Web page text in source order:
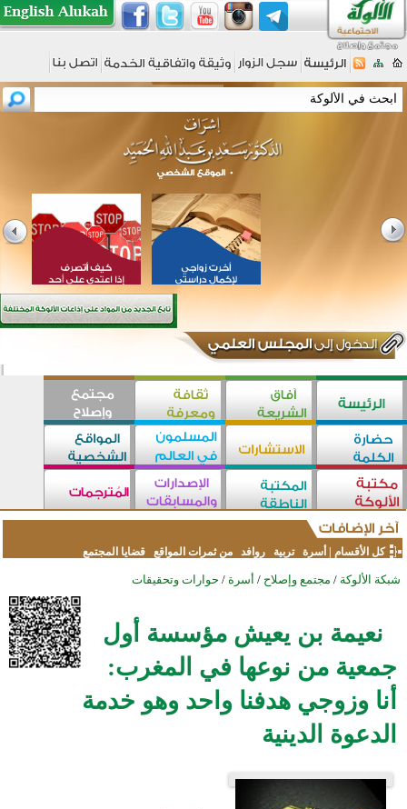
كل الأقسام أسرة تربية روافد من ثمرات المواقع قضايا المجتمع
شبكة الألوكة / مجتمع وإصلاح / أسرة / حوارات وتحقيقات
نعيمة بن يعيش مؤسسة أول
جمعية من نوعها في المغرب:
أنا وزوجي هدفنا واحد وهو خدمة
الدعوة الدينية